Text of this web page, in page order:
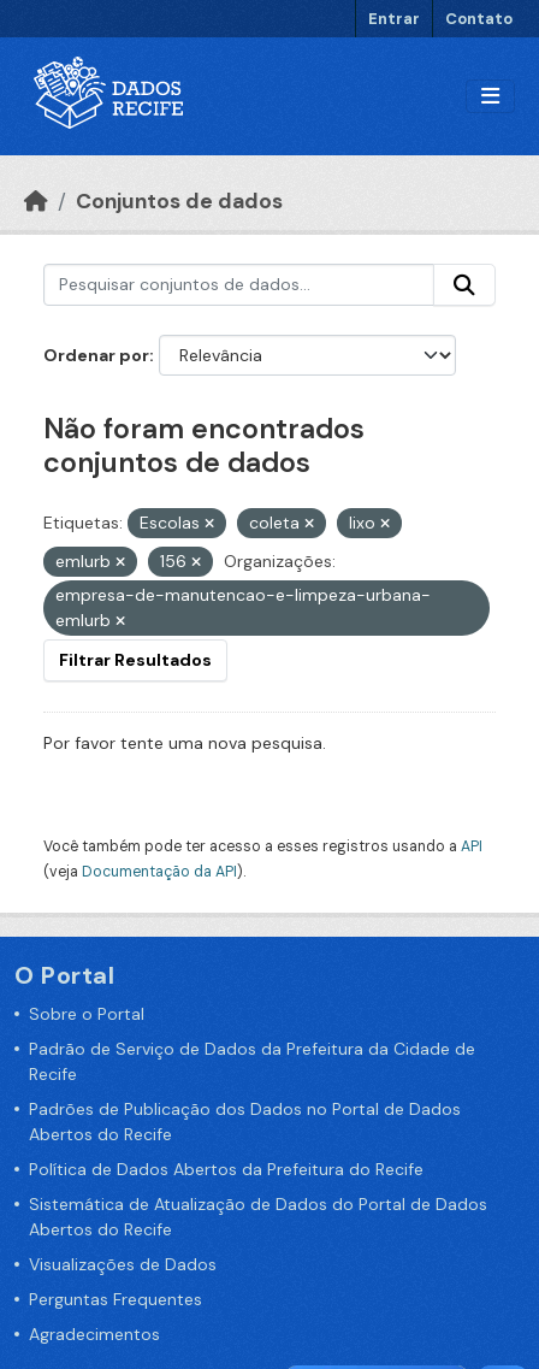
Entrar Contato
Conjuntos de dados
Ordenar por
Não foram encontrados
conjuntos de dados
Etiquetas: Escolas coleta
lixo
emlurb
156
Organizações:
empresa-de-manutencao-e-limpeza-urbana-
emlurb
Filtrar Resultados
Por favor tente uma nova pesquisa.
Você também pode ter acesso a esses registros usando a API
(veja Documentação da API).
O Portal
Sobre o Portal
Padrão de Serviço de Dados da Prefeitura da Cidade de
Recife
Padrões de Publicação dos Dados no Portal de Dados
Abertos do Recife
Política de Dados Abertos da Prefeitura do Recife
Sistemática de Atualização de Dados do Portal de Dados
Abertos do Recife
Visualizações de Dados
Perguntas Frequentes
Agradecimentos